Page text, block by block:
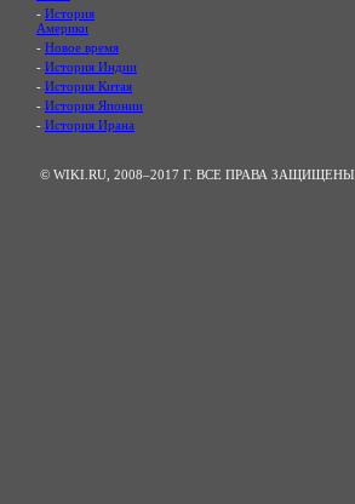
- История
Америки
- Новое время
- История Индии
- История Китая
- История Японии
- История Ирана
© WIKI.RU, 2008–2017 Г. ВСЕ ПРАВА ЗАЩИЩЕНЫ.